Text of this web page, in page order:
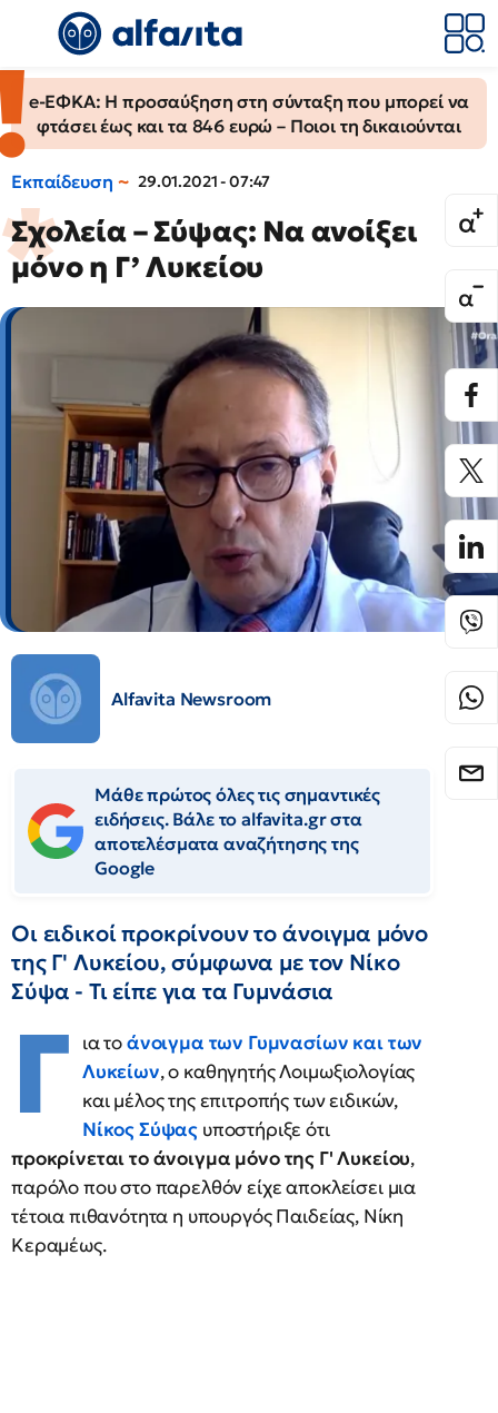
e-ΕΦΚΑ: Η προσαύξηση στη σύνταξη που μπορεί να
φτάσει έως και τα 846 ευρώ – Ποιοι τη δικαιούνται
Εκπαίδευση 29.01.2021 - 07:47
Σχολεία – Σύψας: Να ανοίξει
μόνο η Γ’ Λυκείου
Alfavita Newsroom
Μάθε πρώτος όλες τις σημαντικές
ειδήσεις. Βάλε το alfavita.gr στα
αποτελέσματα αναζήτησης της
Google
Οι ειδικοί προκρίνουν το άνοιγμα μόνο
της Γ' Λυκείου, σύμφωνα με τον Νίκο
Σύψα - Τι είπε για τα Γυμνάσια
Γ ια τοάνοιγμα των Γυμνασίων και των
Λυκείων, ο καθηγητής Λοιμωξιολογίας
και μέλος της επιτροπής των ειδικών,
Νίκος Σύψας υποστήριξε ότι
προκρίνεται το άνοιγμα μόνο της Γ' Λυκείου,
παρόλο που στο παρελθόν είχε αποκλείσει μια
τέτοια πιθανότητα η υπουργός Παιδείας, Νίκη
Κεραμέως.